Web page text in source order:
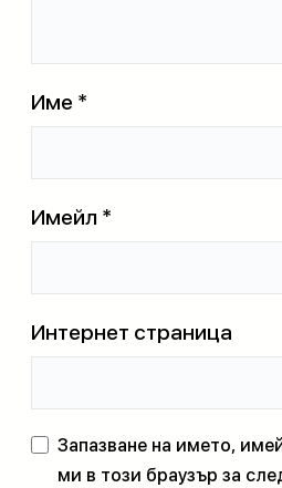
Име *
Имейл *
Интернет страница
Запазване на името,
ми в този браузър за